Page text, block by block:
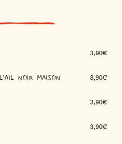
3,90€
NOIR MAISON 3,90€
3,90€
3,90€